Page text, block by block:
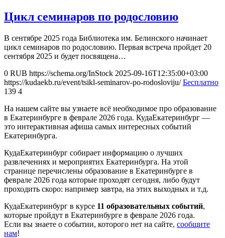
Цикл семинаров по родословию
В сентябре 2025 года Библиотека им. Белинского начинает
цикл семинаров по родословию. Первая встреча пройдет 20
сентября 2025 и будет посвящена…
0 RUB https://schema.org/InStock 2025-09-16T12:35:00+03:00
https://kudaekb.ru/event/tsikl-seminarov-po-rodosloviju/ Бесплатно
139 4
На нашем сайте вы узнаете всё необходимое про образование
в Екатеринбурге в феврале 2026 года. КудаЕкатеринбург —
это интерактивная афиша самых интересных событий
Екатеринбурга.
КудаЕкатеринбург собирает информацию о лучших
развлечениях и мероприятих Екатеринбурга. На этой
странице перечислены образование в Екатеринбурге в
феврале 2026 года которые проходят сегодня, либо будут
проходить скоро: например завтра, на этих выходных и т.д.
КудаЕкатеринбург в курсе 11 образовательных событий,
которые пройдут в Екатеринбурге в феврале 2026 года.
Если вы знаете о событии, которого нет на сайте, сообщите
нам!